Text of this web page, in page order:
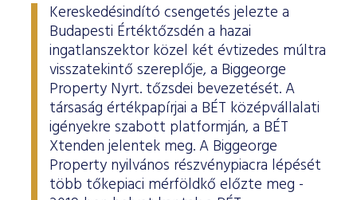
Kereskedésindító csengetés jelezte a
Budapesti Értéktőzsdén a hazai
ingatlanszektor közel két évtizedes múltra
visszatekintő szereplője, a Biggeorge
Property Nyrt. tőzsdei bevezetését. A
társaság értékpapírjai a BÉT középvállalati
igényekre szabott platformján, a BÉT
Xtenden jelentek meg. A Biggeorge
Property nyilvános részvénypiacra lépését
több tőkepiaci mérföldkő előzte meg -